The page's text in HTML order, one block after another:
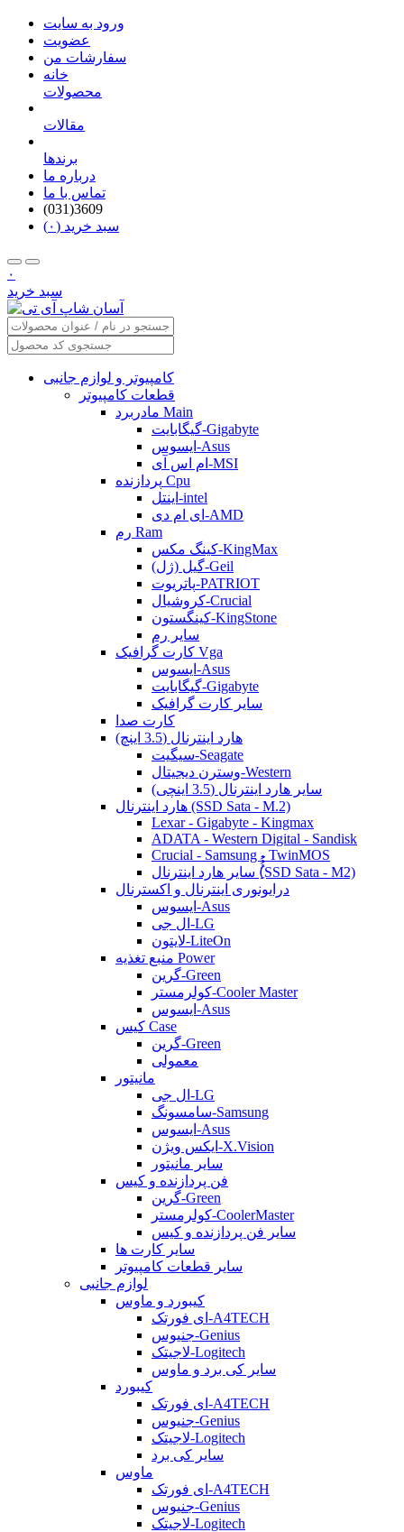
ورود به سایت
عضویت
سفارشات من
خانه
محصولات
مقالات
برندها
درباره ما
تماس با ما
(031)3609
سبد خرید (۰)
۰
سبد خرید
کامپیوتر و لوازم جانبی
قطعات کامپیوتر
مادربرد Main
گیگابایت-Gigabyte
ایسوس-Asus
ام اس آی-MSI
پردازنده Cpu
اینتل-intel
ای ام دی-AMD
رم Ram
کینگ مکس-KingMax
گیل (ژل)-Geil
پاتریوت-PATRIOT
کروشیال-Crucial
کینگستون-KingStone
سایر رم
کارت گرافیک Vga
ایسوس-Asus
گیگابایت-Gigabyte
سایر کارت گرافیک
کارت صدا
هارد اینترنال (3.5 اینچ)
سیگیت-Seagate
وسترن دیجیتال-Western
سایر هارد اینترنال (3.5 اینچی)
هارد اینترنال (SSD Sata - M.2)
Lexar - Gigabyte - Kingmax
ADATA - Western Digital - Sandisk
Crucial - Samsung - TwinMOS
سایر هارد اینترنال (ُُُِSSD Sata - M2)
درایونوری اینترنال و اکسترنال
ایسوس-Asus
ال جی-LG
لایتون-LiteOn
منبع تغذیه Power
گرین-Green
کولرمستر-Cooler Master
ایسوس-Asus
کیس Case
گرین-Green
معمولی
مانیتور
ال جی-LG
سامسونگ-Samsung
ایسوس-Asus
ایکس ویژن-X.Vision
سایر مانیتور
فن پردازنده و کیس
گرین-Green
کولرمستر-CoolerMaster
سایر فن پردازنده و کیس
سایر کارت ها
سایر قطعات کامپیوتر
لوازم جانبی
کیبورد و ماوس
ای فورتک-A4TECH
جنیوس-Genius
لاجیتک-Logitech
سایر کی برد و ماوس
کیبورد
ای فورتک-A4TECH
جنیوس-Genius
لاجیتک-Logitech
سایر کی برد
ماوس
ای فورتک-A4TECH
جنیوس-Genius
لاجیتک-Logitech